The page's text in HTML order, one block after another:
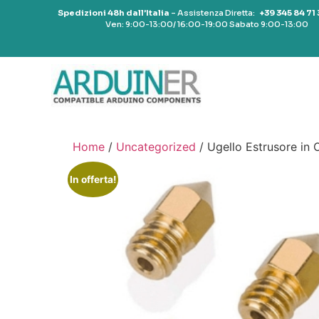
Spedizioni 48h dall’Italia – Assistenza Diretta: +39 345 84 71
Ven: 9:00-13:00/ 16:00-19:00 Sabato 9:00-13:00
Home / Uncategorized / Ugello Estrusore in
In offerta!